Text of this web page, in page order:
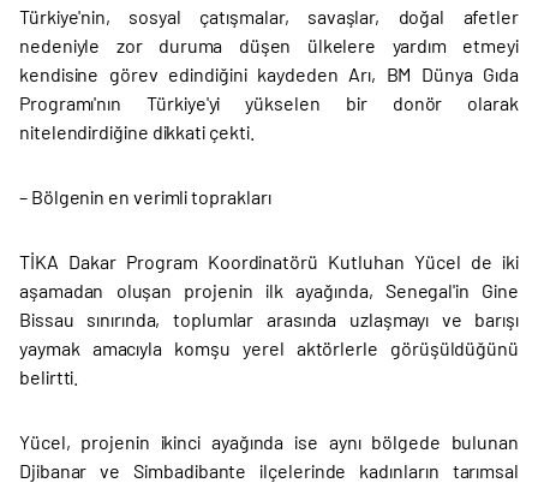
Türkiye'nin, sosyal çatışmalar, savaşlar, doğal afetler
nedeniyle zor duruma düşen ülkelere yardım etmeyi
kendisine görev edindiğini kaydeden Arı, BM Dünya Gıda
Programı'nın Türkiye'yi yükselen bir donör olarak
nitelendirdiğine dikkati çekti.
– Bölgenin en verimli toprakları
TİKA Dakar Program Koordinatörü Kutluhan Yücel de iki
aşamadan oluşan projenin ilk ayağında, Senegal'in Gine
Bissau sınırında, toplumlar arasında uzlaşmayı ve barışı
yaymak amacıyla komşu yerel aktörlerle görüşüldüğünü
belirtti.
Yücel, projenin ikinci ayağında ise aynı bölgede bulunan
Djibanar ve Simbadibante ilçelerinde kadınların tarımsal